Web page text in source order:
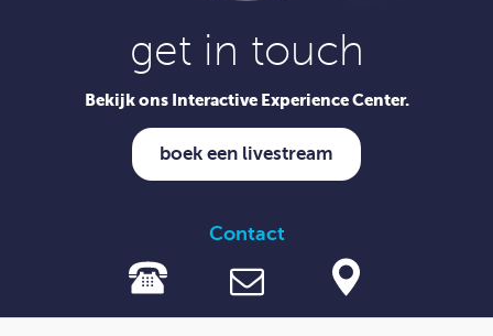
get in touch
Bekijk ons Interactive Experience Center.
boek een livestream
Contact